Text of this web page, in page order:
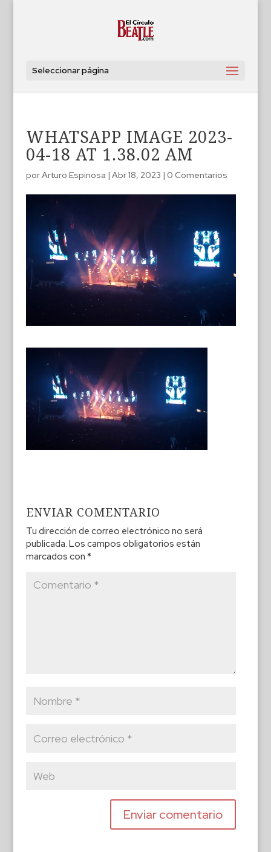
Seleccionar página
WHATSAPP IMAGE 2023-
04-18 AT 1.38.02 AM
porArturo Espinosa | Abr 18, 2023 | 0 Comentarios
ENVIAR COMENTARIO
Tu dirección de correo electrónico no será
publicada. Los campos obligatorios están
marcados con *